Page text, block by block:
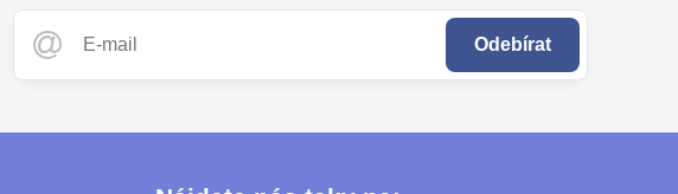
Odebírat